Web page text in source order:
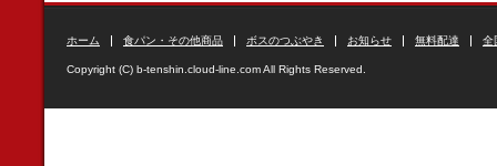
ホーム 食パン・その他商品 ボスのつぶやき お知らせ 無料配達 全
Copyright (C) b-tenshin.cloud-line.com All Rights Reserved.